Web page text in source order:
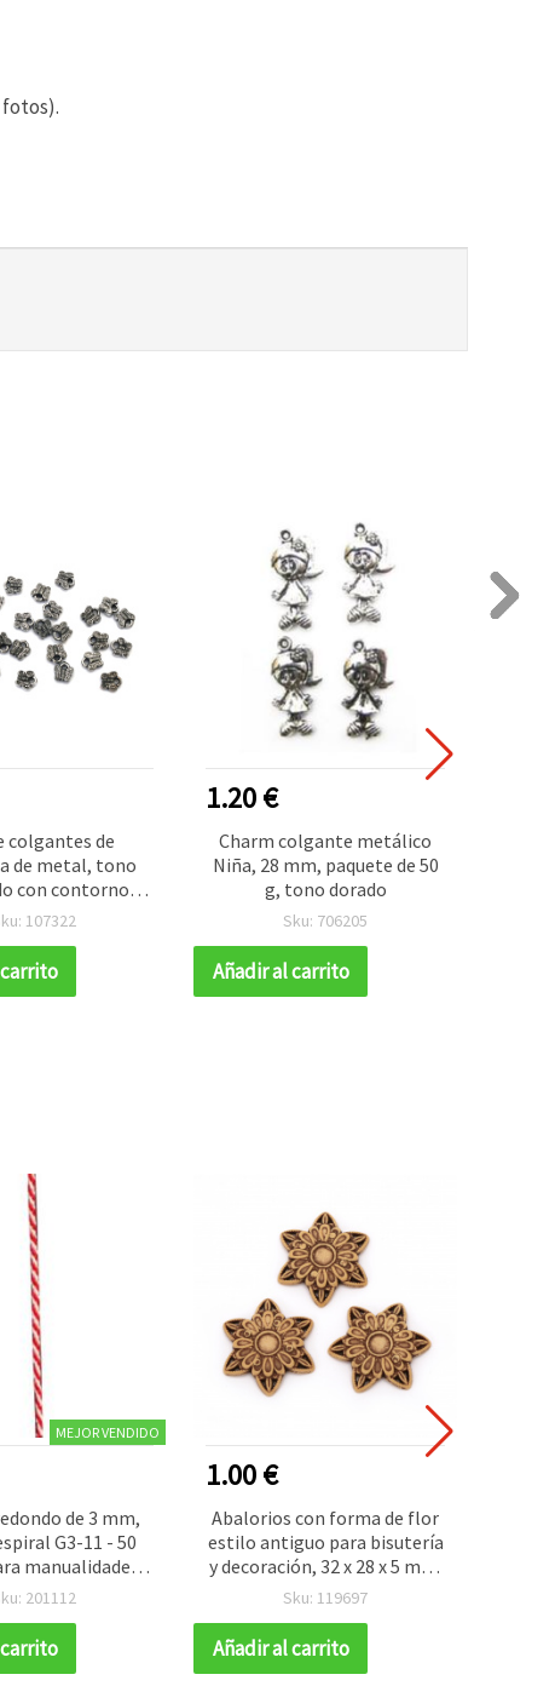
colgantes de
de metal, tono
con contorno
mm, con anilla,
107322
1.20 €
Charm colgante metálico
Niña, 28 mm, paquete de 50
g, tono dorado
Sku: 706205
Añadir al carrito
MEJOR VENDIDO
de 3 mm,
G3-11 - 50
manualidades y
201112
1.00 €
Abalorios con forma de flor
estilo antiguo para bisutería
y decoración, 32 x 28 x 5 mm,
marrón - 50 g (~24 uds)
Sku: 119697
Añadir al carrito